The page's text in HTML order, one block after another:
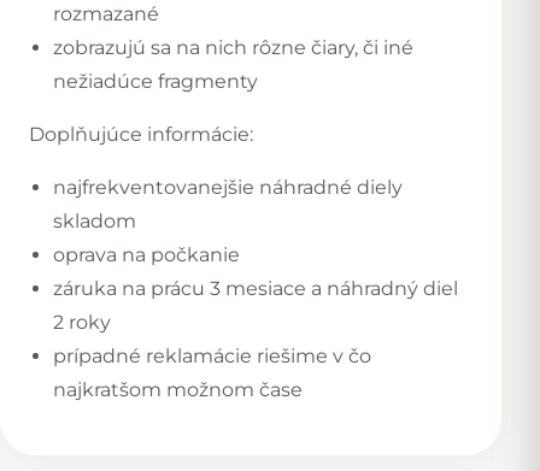
rozmazané
zobrazujú sa na nich rôzne čiary, či iné
nežiadúce fragmenty
Doplňujúce informácie:
najfrekventovanejšie náhradné diely
skladom
oprava na počkanie
záruka na prácu 3 mesiace a náhradný diel
2 roky
prípadné reklamácie riešime v čo
najkratšom možnom čase